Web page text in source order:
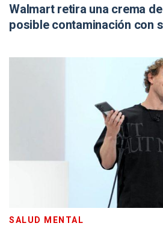
Walmart retira una crema
posible contaminación con
SALUD MENTAL